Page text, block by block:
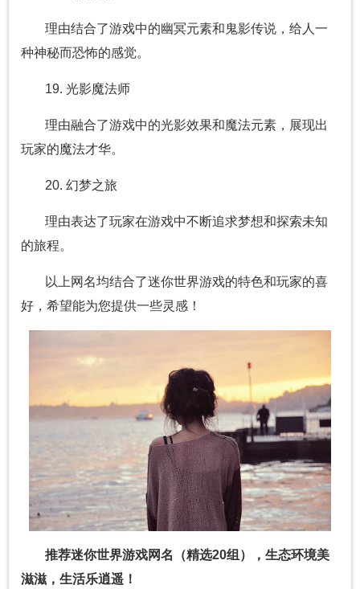
理由结合了游戏中的幽冥元素和鬼影传说，给人一
种神秘而恐怖的感觉。
19. 光影魔法师
理由融合了游戏中的光影效果和魔法元素，展现出
玩家的魔法才华。
20. 幻梦之旅
理由表达了玩家在游戏中不断追求梦想和探索未知
的旅程。
以上网名均结合了迷你世界游戏的特色和玩家的喜
好，希望能为您提供一些灵感！
推荐迷你世界游戏网名（精选20组），生态环境美
滋滋，生活乐逍遥！